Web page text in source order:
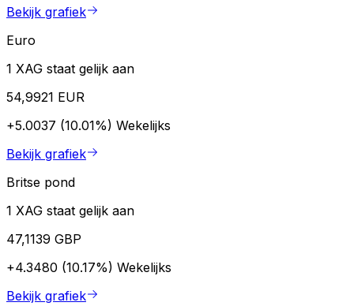
Bekijk grafiek
Euro
1 XAG staat gelijk aan
54,9921 EUR
+5.0037 (10.01%) Wekelijks
Bekijk grafiek
Britse pond
1 XAG staat gelijk aan
47,1139 GBP
+4.3480 (10.17%) Wekelijks
Bekijk grafiek